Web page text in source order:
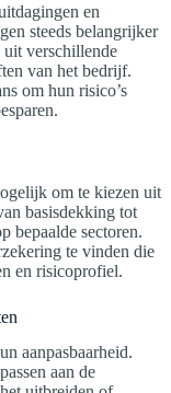
en
steeds belangrijker
uit verschillende
van het bedrijf.
om hun risico’s
om te kiezen uit
basisdekking tot
bepaalde sectoren.
te vinden die
en risicoprofiel.
aanpasbaarheid.
aan de